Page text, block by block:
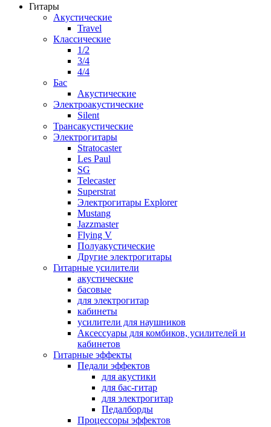
Гитары
Акустические
Travel
Классические
1/2
3/4
4/4
Бас
Акустические
Электроакустические
Silent
Трансакустические
Электрогитары
Stratocaster
Les Paul
SG
Telecaster
Superstrat
Электрогитары Explorer
Mustang
Jazzmaster
Flying V
Полуакустические
Другие электрогитары
Гитарные усилители
акустические
басовые
для электрогитар
кабинеты
усилители для наушников
Аксессуары для комбиков, усилителей и
кабинетов
Гитарные эффекты
Педали эффектов
для акустики
для бас-гитар
для электрогитар
Педалборды
Процессоры эффектов